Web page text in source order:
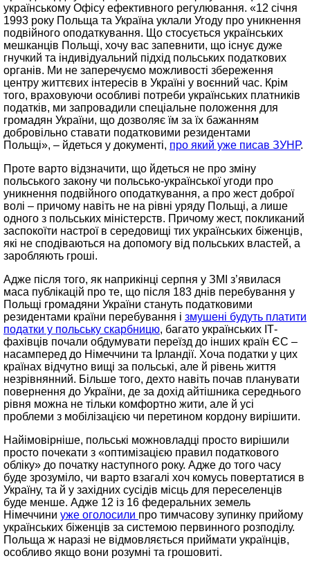
українському Офісу ефективного регулювання. «12 січня
1993 року Польща та Україна уклали Угоду про уникнення
подвійного оподаткування. Що стосується українських
мешканців Польщі, хочу вас запевнити, що існує дуже
гнучкий та індивідуальний підхід польських податкових
органів. Ми не заперечуємо можливості збереження
центру життєвих інтересів в Україні у воєнний час. Крім
того, враховуючи особливі потреби українських платників
податків, ми запровадили спеціальне положення для
громадян України, що дозволяє їм за їх бажанням
добровільно ставати податковими резидентами
Польщі», – йдеться у документі, про який уже писав ЗУНР.
Проте варто відзначити, що йдеться не про зміну
польського закону чи польсько-української угоди про
уникнення подвійного оподаткування, а про жест доброї
волі – причому навіть не на рівні уряду Польщі, а лише
одного з польських міністерств. Причому жест, покликаний
заспокоїти настрої в середовищі тих українських біженців,
які не сподіваються на допомогу від польських властей, а
заробляють гроші.
Адже після того, як наприкінці серпня у ЗМІ з’явилася
маса публікацій про те, що після 183 днів перебування у
Польщі громадяни України стануть податковими
резидентами країни перебування і змушені будуть платити
податки у польську скарбницю, багато українських ІТ-
фахівців почали обдумувати переїзд до інших країн ЄС –
насамперед до Німеччини та Ірландії. Хоча податки у цих
країнах відчутно вищі за польські, але й рівень життя
незрівнянний. Більше того, дехто навіть почав планувати
повернення до України, де за дохід айтішника середнього
рівня можна не тільки комфортно жити, але й усі
проблеми з мобілізацією чи перетином кордону вирішити.
Найімовірніше, польські можновладці просто вирішили
просто почекати з «оптимізацією правил податкового
обліку» до початку наступного року. Адже до того часу
буде зрозуміло, чи варто взагалі хоч комусь повертатися в
Україну, та й у західних сусідів місць для переселенців
буде менше. Адже 12 із 16 федеральних земель
Німеччини уже оголосили про тимчасову зупинку прийому
українських біженців за системою первинного розподілу.
Польща ж наразі не відмовляється приймати українців,
особливо якщо вони розумні та грошовиті.